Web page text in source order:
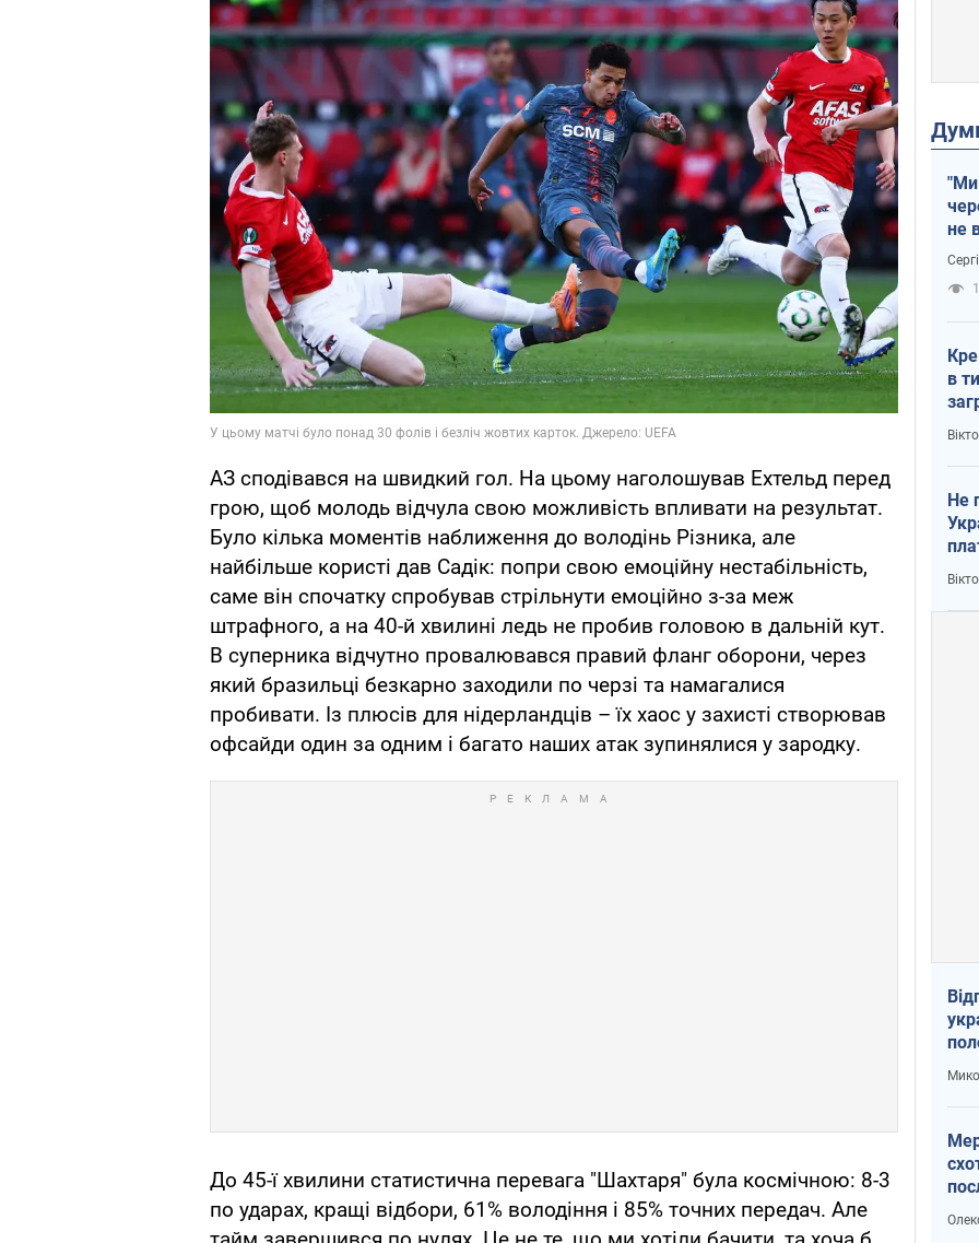
АЗ сподівався на швидкий гол. На цьому наголошував Ехтельд перед
грою, щоб молодь відчула свою можливість впливати на результат.
Було кілька моментів наближення до володінь Різника, але
найбільше користі дав Садік: попри свою емоційну нестабільність,
саме він спочатку спробував стрільнути емоційно з-за меж
штрафного, а на 40-й хвилині ледь не пробив головою в дальній кут.
В суперника відчутно провалювався правий фланг оборони, через
який бразильці безкарно заходили по черзі та намагалися
пробивати. Із плюсів для нідерландців – їх хаос у захисті створював
офсайди один за одним і багато наших атак зупинялися у зародку.
До 45-ї хвилини статистична перевага "Шахтаря" була космічною: 8-3
по ударах, кращі відбори, 61% володіння і 85% точних передач. Але
"Ми
не
в
Не